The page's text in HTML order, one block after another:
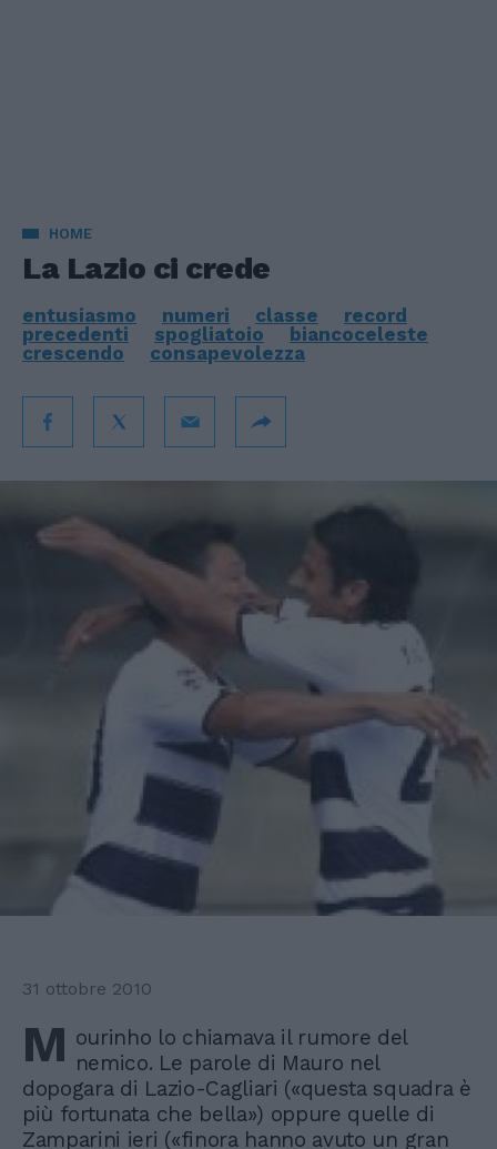
HOME
La Lazio ci crede
entusiasmo numeri classe
record
precedenti
spogliatoio
biancoceleste
crescendo
consapevolezza
31 ottobre 2010
M ourinho lo chiamava il rumore del
nemico. Le parole di Mauro nel
dopogara di Lazio-Cagliari («questa squadra è
più fortunata che bella») oppure quelle di
Zamparini ieri («finora hanno avuto un gran